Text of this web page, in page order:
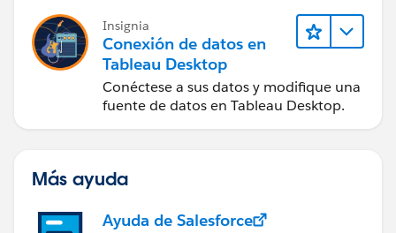
Insignia
Conexión de datos en
Tableau Desktop
Conéctese a sus datos y modifique una
fuente de datos en Tableau Desktop.
Más ayuda
Ayuda de Salesforce